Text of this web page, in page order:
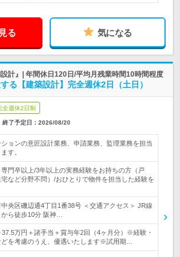
る 気になる
計』| 年間休日120日/平均月残業時間10時間程度
る【建築設計】完全週休2日（土日）
全週休2日制
終了予定日： 2026/08/20
ョンの意匠設計業務、申請業務、監理業務を担当
す。
専門卒以上/3年以上の実務経験をお持ちの方（戸
など分野不問）/おひとりで物件を担当した経験を
央区磯辺通4丁目1番38号 ＜交通アクセス＞ JR線
から徒歩10分 阪神…
37.5万円＋諸手当＋賞与年2回（4ヶ月分）※経験・
を考慮のうえ、優遇いたします※試用期…